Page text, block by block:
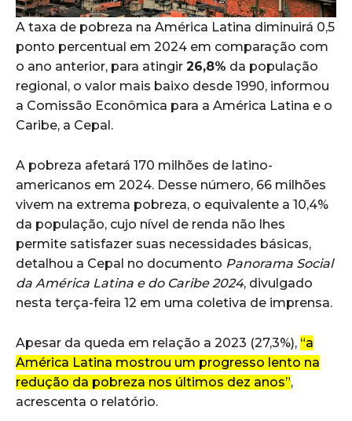
A taxa de pobreza na América Latina diminuirá 0,5
ponto percentual em 2024 em comparação com
o ano anterior, para atingir 26,8% da população
regional, o valor mais baixo desde 1990, informou
a Comissão Econômica para a América Latina e o
Caribe, a Cepal.
A pobreza afetará 170 milhões de latino-
americanos em 2024. Desse número, 66 milhões
vivem na extrema pobreza, o equivalente a 10,4%
da população, cujo nível de renda não lhes
permite satisfazer suas necessidades básicas,
detalhou a Cepal no documento Panorama Social
da América Latina e do Caribe 2024, divulgado
nesta terça-feira 12 em uma coletiva de imprensa.
Apesar da queda em relação a 2023 (27,3%), “a
América Latina mostrou um progresso lento na
redução da pobreza nos últimos dez anos”,
acrescenta o relatório.